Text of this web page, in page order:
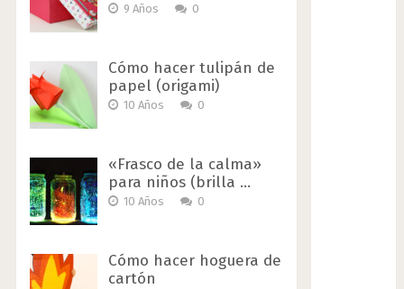
9 Años 0
Cómo hacer tulipán de
papel (origami)
10 Años 0
«Frasco de la calma»
para niños (brilla …
10 Años 0
Cómo hacer hoguera de
cartón